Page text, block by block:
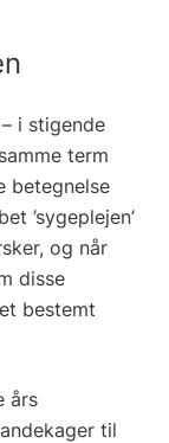
i stigende
term
betegnelse
’sygeplejen’
og når
disse
bestemt
års
til